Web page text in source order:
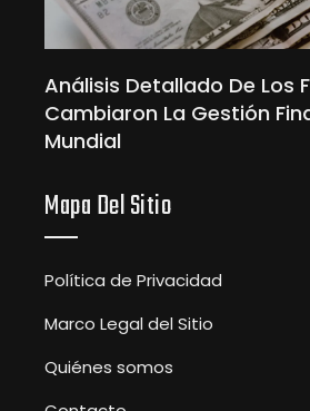
Análisis Detallado De Los
Cambiaron La Gestión
Mundial
Mapa Del Sitio
Política de Privacidad
Marco Legal del Sitio
Quiénes somos